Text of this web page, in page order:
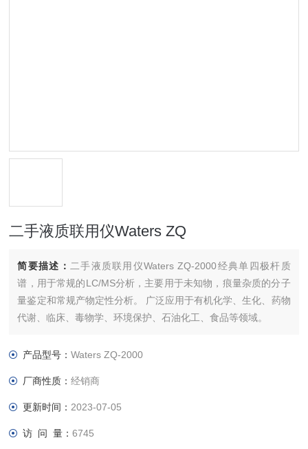
二手液质联用仪Waters ZQ
简要描述： 二手液质联用仪Waters ZQ-2000经典单四极杆质
谱，用于常规的LC/MS分析，主要用于未知物，痕量杂质的分子
量鉴定和常规产物定性分析。 广泛应用于有机化学、生化、药物
代谢、临床、毒物学、环境保护、石油化工、食品等领域。
产品型号：Waters ZQ-2000
厂商性质：经销商
更新时间： 2023-07-05
访 问 量：6745